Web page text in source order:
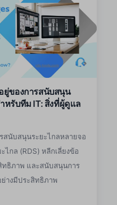
ของการสนับสนุน
หรับทีม IT: สิ่งที่ผู้ดูแล
สนับสนุนระยะไกลหลายจอ
ไกล (RDS) หลีกเลี่ยงข้อ
ธิภาพ และสนับสนุนการ
างมีประสิทธิภาพ